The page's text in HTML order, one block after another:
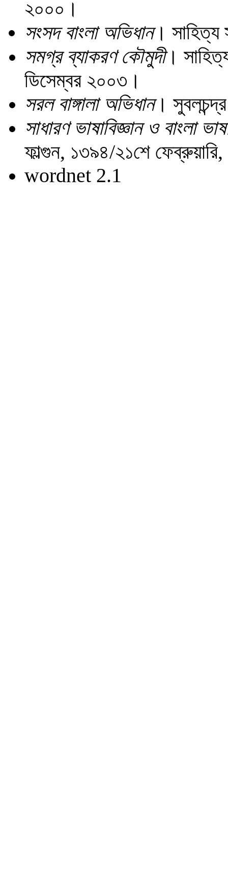
২০০০।
সংসদ বাংলা অভিধান। সাহিত্য
সমগ্র ব্যাকরণ কৌমুদী।
ডিসেম্বর ২০০৩।
সরল বাঙ্গালা অভিধান।
সাধারণ ভাষাবিজ্ঞান ও বাংলা
ফাল্গুন, ১৩৯৪/২১শে
wordnet 2.1